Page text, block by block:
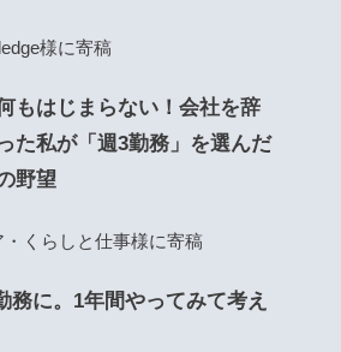
様に寄稿
もはじまらない！会社を辞
た私が「週3勤務」を選んだ
野望
くらしと仕事様に寄稿
務に。1年間やってみて考え